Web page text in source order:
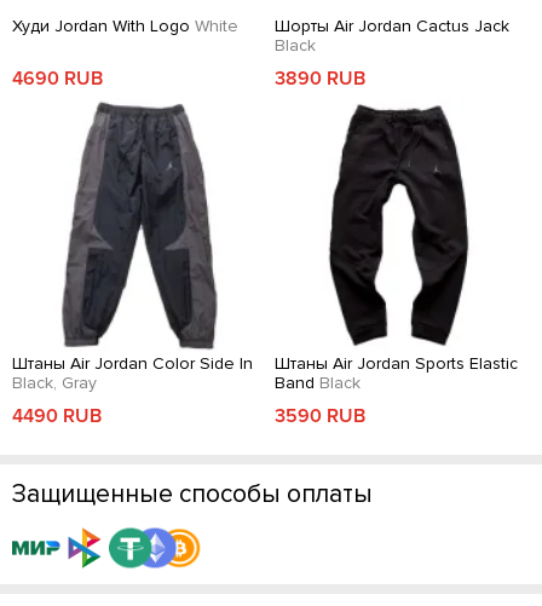
Худи Jordan With Logo White
4690 RUB
Шорты Air Jordan Cactus Jack
Black
3890 RUB
Штаны Air Jordan Color Side In
Black, Gray
4490 RUB
Штаны Air Jordan Sports Elastic
Band Black
3590 RUB
Защищенные способы оплаты